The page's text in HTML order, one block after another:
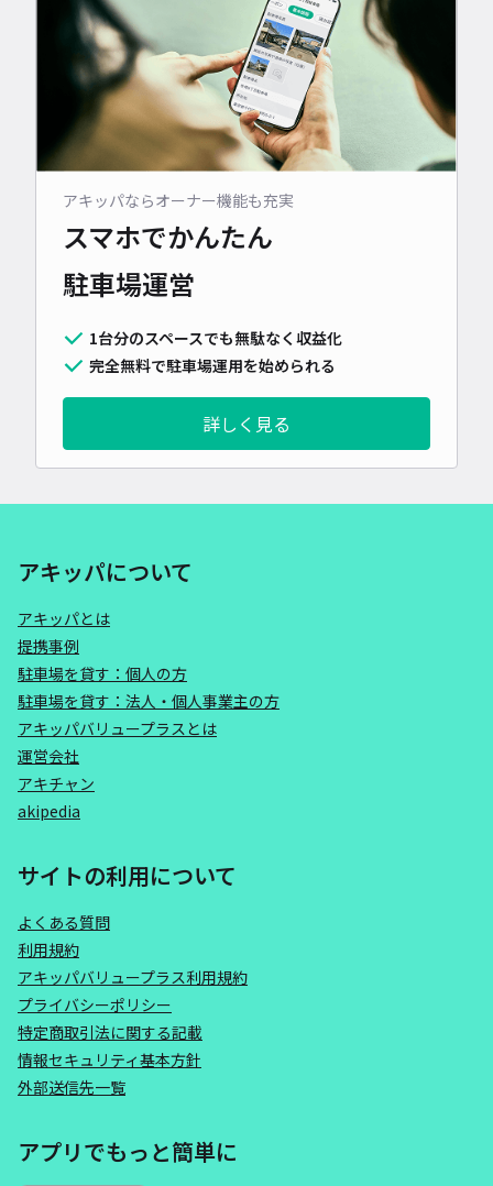
アキッパならオーナー機能も充実
スマホでかんたん
駐車場運営
1台分のスペースでも無駄なく収益化
完全無料で駐車場運用を始められる
詳しく見る
アキッパについて
アキッパとは
提携事例
駐車場を貸す：個人の方
駐車場を貸す：法人・個人事業主の方
アキッパバリュープラスとは
運営会社
アキチャン
akipedia
サイトの利用について
よくある質問
利用規約
アキッパバリュープラス利用規約
プライバシーポリシー
特定商取引法に関する記載
情報セキュリティ基本方針
外部送信先一覧
アプリでもっと簡単に